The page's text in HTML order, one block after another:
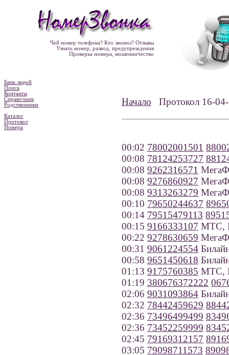
Чей номер телефона? Кто звонил? Отзывы
Узнать номер, развод, предупреждения
Проверка номера, мошенничество
Банк людей
Поиск
Контакты
Справочник
Родственники
Каталог
Протокол
Номера
Начало Протокол 16-
00:02 78002001501
00:08 78124253727
00:08 9262316571
00:08 9276860927
00:08 9313263279
00:10 79650244637
00:14 79515479113
00:15 9166333107 МТС,
00:22 9278630659
00:31 9061224554
00:58 9651450618
01:13 9175760385 МТС,
01:19 380676372222
02:06 9031093864
02:32 78442459629
02:36 73496499499
02:36 73452259999
02:45 79169312157
03:05 79098711573